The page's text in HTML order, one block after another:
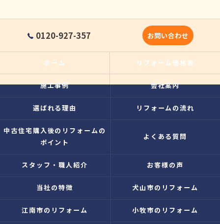
0120-927-357 お問い合わせ
ホーム リフォーム価格表
施工事例 会社案内
選ばれる理由 リフォームの流れ
中古住宅購入後のリフォームの
ポイント
よくある質問
スタッフ・職人紹介 お客様の声
当社の特徴 犬山市のリフォーム
江南市のリフォーム 小牧市のリフォーム